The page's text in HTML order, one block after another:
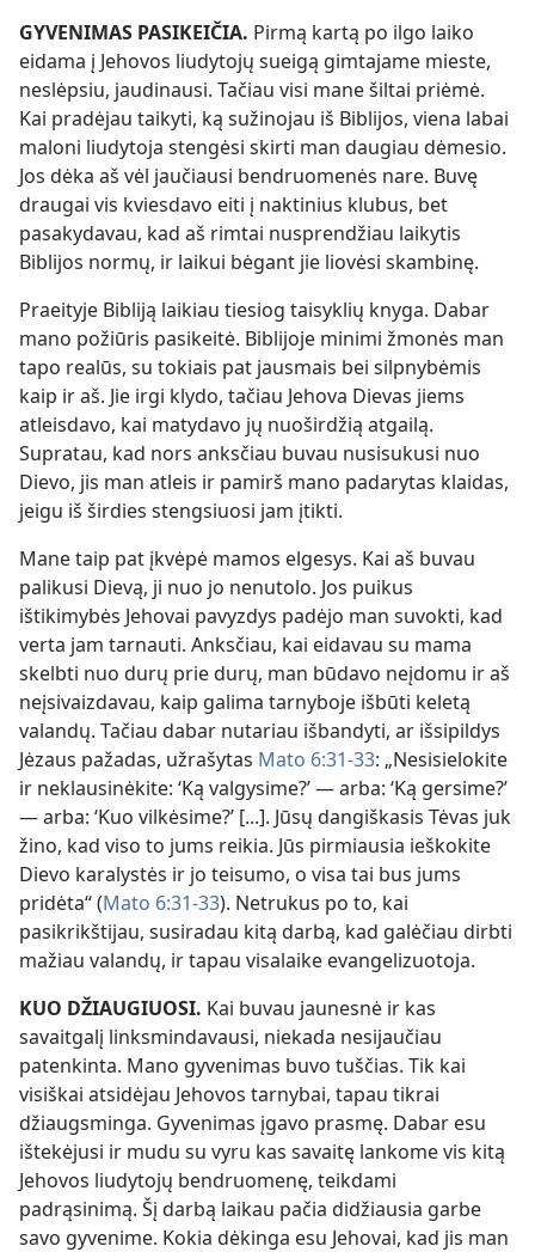
GYVENIMAS PASIKEIČIA. Pirmą kartą po ilgo laiko
eidama į Jehovos liudytojų sueigą gimtajame mieste,
neslėpsiu, jaudinausi. Tačiau visi mane šiltai priėmė.
Kai pradėjau taikyti, ką sužinojau iš Biblijos, viena labai
maloni liudytoja stengėsi skirti man daugiau dėmesio.
Jos dėka aš vėl jaučiausi bendruomenės nare. Buvę
draugai vis kviesdavo eiti į naktinius klubus, bet
pasakydavau, kad aš rimtai nusprendžiau laikytis
Biblijos normų, ir laikui bėgant jie liovėsi skambinę.
Praeityje Bibliją laikiau tiesiog taisyklių knyga. Dabar
mano požiūris pasikeitė. Biblijoje minimi žmonės man
tapo realūs, su tokiais pat jausmais bei silpnybėmis
kaip ir aš. Jie irgi klydo, tačiau Jehova Dievas jiems
atleisdavo, kai matydavo jų nuoširdžią atgailą.
Supratau, kad nors anksčiau buvau nusisukusi nuo
Dievo, jis man atleis ir pamirš mano padarytas klaidas,
jeigu iš širdies stengsiuosi jam įtikti.
Mane taip pat įkvėpė mamos elgesys. Kai aš buvau
palikusi Dievą, ji nuo jo nenutolo. Jos puikus
ištikimybės Jehovai pavyzdys padėjo man suvokti, kad
verta jam tarnauti. Anksčiau, kai eidavau su mama
skelbti nuo durų prie durų, man būdavo neįdomu ir aš
neįsivaizdavau, kaip galima tarnyboje išbūti keletą
valandų. Tačiau dabar nutariau išbandyti, ar išsipildys
Jėzaus pažadas, užrašytas Mato 6:31-33: „Nesisielokite
ir neklausinėkite: ‘Ką valgysime?’ — arba: ‘Ką gersime?’
— arba: ‘Kuo vilkėsime?’ [...]. Jūsų dangiškasis Tėvas juk
žino, kad viso to jums reikia. Jūs pirmiausia ieškokite
Dievo karalystės ir jo teisumo, o visa tai bus jums
pridėta“ (Mato 6:31-33). Netrukus po to, kai
pasikrikštijau, susiradau kitą darbą, kad galėčiau dirbti
mažiau valandų, ir tapau visalaike evangelizuotoja.
KUO DŽIAUGIUOSI. Kai buvau jaunesnė ir kas
savaitgalį linksmindavausi, niekada nesijaučiau
patenkinta. Mano gyvenimas buvo tuščias. Tik kai
visiškai atsidėjau Jehovos tarnybai, tapau tikrai
džiaugsminga. Gyvenimas įgavo prasmę. Dabar esu
ištekėjusi ir mudu su vyru kas savaitę lankome vis kitą
Jehovos liudytojų bendruomenę, teikdami
padrąsinimą. Šį darbą laikau pačia didžiausia garbe
savo gyvenime. Kokia dėkinga esu Jehovai, kad jis man